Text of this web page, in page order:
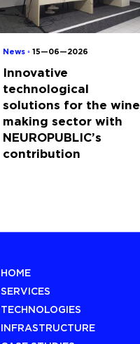
News ◦15—06—2026
Innovative
technological
solutions for the wine
making sector with
NEUROPUBLIC’s
contribution
HOME
SERVICES
TECHNOLOGIES
INFRASTRUCTURE